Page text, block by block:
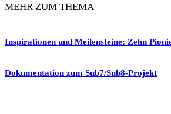
MEHR ZUM THEMA
Inspirationen und Meilensteine: Zehn
Dokumentation zum Sub7/Sub8-Projekt